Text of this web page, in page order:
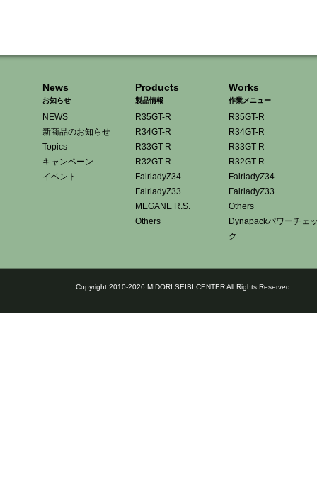
News
お知らせ
NEWS
新商品のお知らせ
Topics
キャンペーン
イベント
Products
製品情報
R35GT-R
R34GT-R
R33GT-R
R32GT-R
FairladyZ34
FairladyZ33
MEGANE R.S.
Others
Works
作業メニュー
R35GT-R
R34GT-R
R33GT-R
R32GT-R
FairladyZ34
FairladyZ33
Others
Dynapackパワーチェ
ク
Copyright 2010-2026 MIDORI SEIBI CENTER All Rights Reserved.